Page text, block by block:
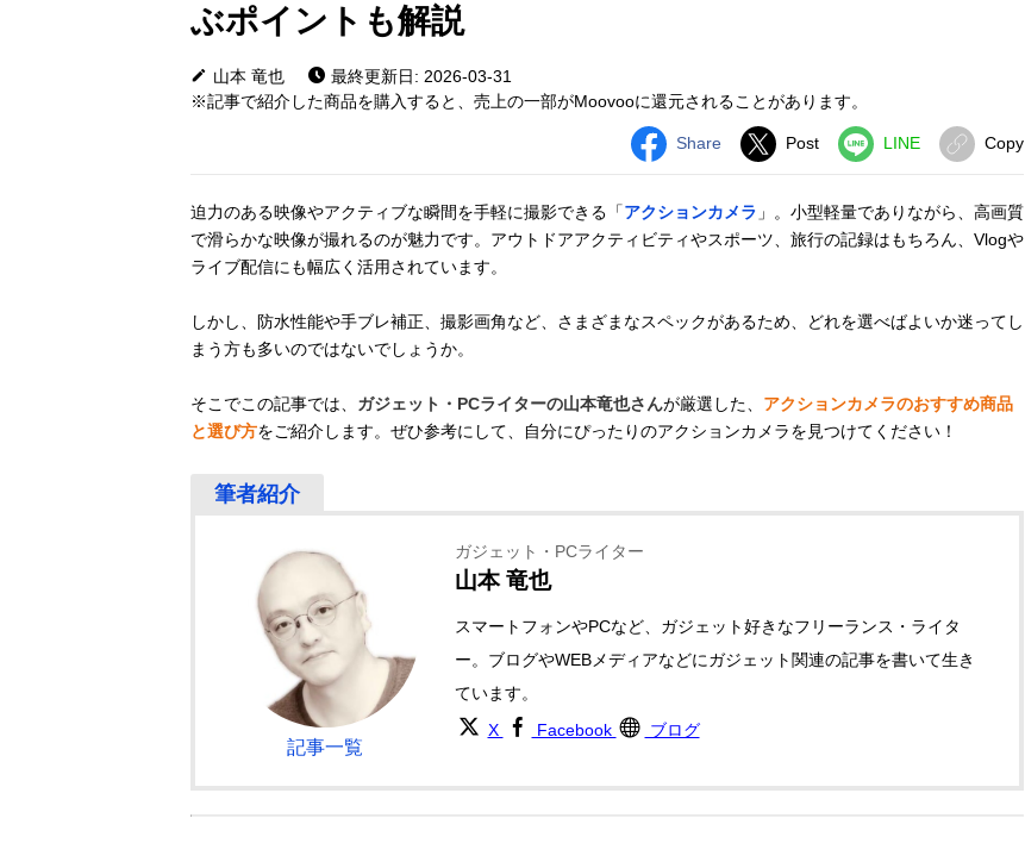
ぶポイントも解説
山本 竜也
最終更新日: 2026-03-31
※記事で紹介した商品を購入すると、売上の一部がMoovooに還元されることがあります。
Share Post LINE Copy
迫力のある映像やアクティブな瞬間を手軽に撮影できる「アクションカメラ 」。小型軽量でありながら、高画質
で滑らかな映像が撮れるのが魅力です。アウトドアアクティビティやスポーツ、旅行の記録はもちろん、Vlogや
ライブ配信にも幅広く活用されています。
しかし、防水性能や手ブレ補正、撮影画角など、さまざまなスペックがあるため、どれを選べばよいか迷ってし
まう方も多いのではないでしょうか。
そこでこの記事では、 ガジェット・PCライターの山本竜也さんが厳選した、 アクションカメラのおすすめ商品
と選び方をご紹介します。ぜひ参考にして、自分にぴったりのアクションカメラを見つけてください！
記事一覧
ガジェット・PCライター
山本 竜也
スマートフォンやPCなど、ガジェット好きなフリーランス・ライタ
ー。ブログやWEBメディアなどにガジェット関連の記事を書いて生き
ています。
X
Facebook ブログ